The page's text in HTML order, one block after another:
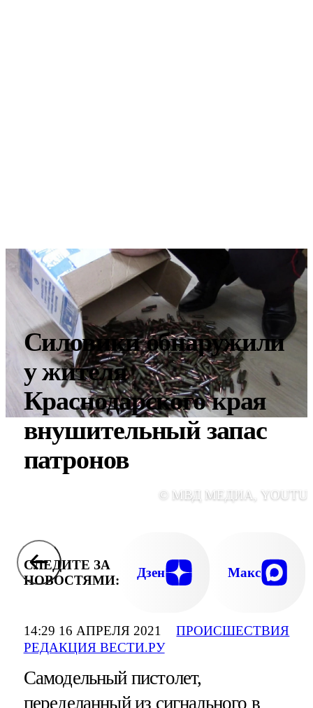
14:29 16 АПРЕЛЯ 2021
РЕДАКЦИЯ ВЕСТИ.РУ
ПРОИСШЕСТВИЯ
Силовики обнаружили
у жителя
Краснодарского края
внушительный запас
патронов
© МВД МЕДИА,
СЛЕДИТЕ ЗА
НОВОСТЯМИ:
Дзен Макс
Самодельный пистолет,
переделанный из сигнального в